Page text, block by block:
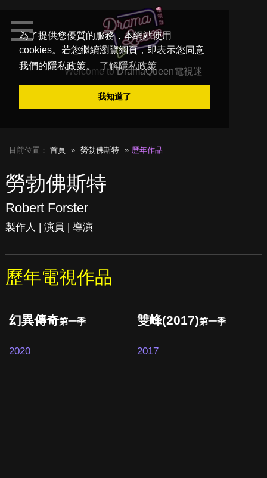
為了提供您優質的服務，本網站使用
cookies。若您繼續瀏覽網頁，即表示您同意
我們的隱私政策。
了解隱私政策
我知道了
Welcome toDramaQueen電視迷
目前位置： 首頁 勞勃佛斯特 歷年作品
勞勃佛斯特
Robert Forster
製作人 | 演員 | 導演
歷年電視作品
幻異傳奇第一季
2020
雙峰(2017)第一季
2017